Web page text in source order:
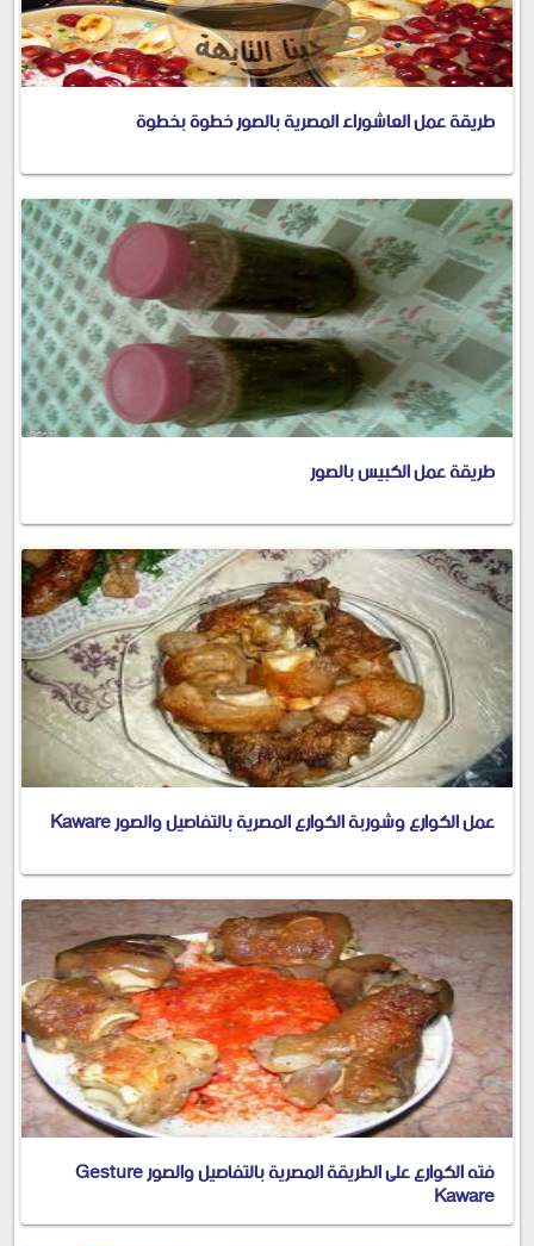
طريقة عمل العاشوراء المصرية بالصور خطوة بخطوة
طريقة عمل الكبيس بالصور
عمل الكوارع وشوربة الكوارع المصرية بالتفاصيل والصور Kaware
فته الكوارع على الطريقة المصرية بالتفاصيل والصور Gesture
Kaware